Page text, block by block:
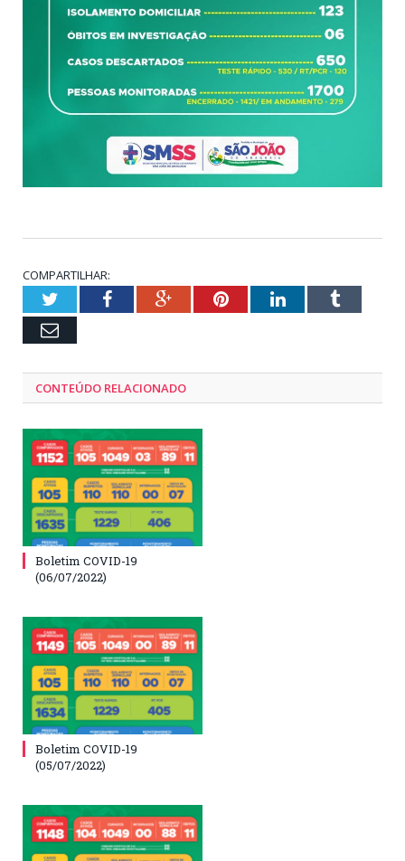
COMPARTILHAR:
TwitterFacebookGoogle+PinterestLinkedInTumblr
Email
CONTEÚDO RELACIONADO
Boletim COVID-19
(06/07/2022)
Boletim COVID-19
(05/07/2022)